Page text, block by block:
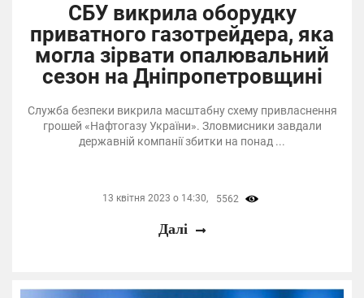
СБУ викрила оборудку
приватного газотрейдера, яка
могла зірвати опалювальний
сезон на Дніпропетровщині
Служба безпеки викрила масштабну схему привласнення
грошей «Нафтогазу України». Зловмисники завдали
державній компанії збитки на понад ...
13 квітня 2023 о 14:30, 5562
Далі